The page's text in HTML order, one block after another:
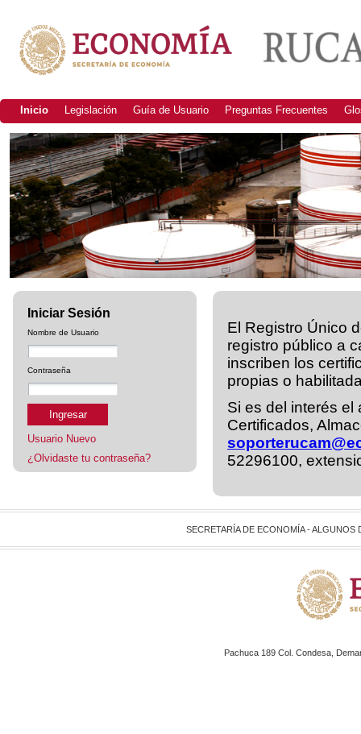
Inicio Legislación Guía de Usuario Preguntas Frecuentes
Iniciar Sesión
Nombre de Usuario
Contraseña
Ingresar
Usuario Nuevo
¿Olvidaste tu contraseña?
El Registro Único
registro público a
inscriben los
propias o
Si es del interés
Certificados,
52296100,
SECRETARÍA DE ECONOMÍA -
Pachuca 189 Col. Condesa,